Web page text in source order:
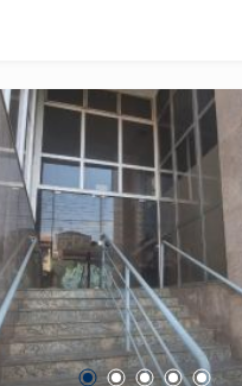
privilegiada na Avenida
visibilidade e fácil